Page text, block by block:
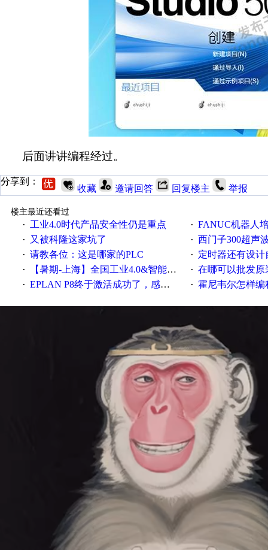
后面讲讲编程经过。
分享到：
收藏 邀请回答 回复楼主 举报
楼主最近还看过
·
工业4.0时代产品安全性仍是重点 · FANUC机器人
· 又被科隆这家坑了 · 西门子300超声波
· 请教各位：这是哪家的PLC · 定时器还有设
· 【暑期-上海】全国工业4.0&智能制造高级培训班通知！ · 在哪可以批发原装正品
· EPLAN P8终于激活成功了，感谢网上无私的高人！ · 霍尼韦尔怎样编